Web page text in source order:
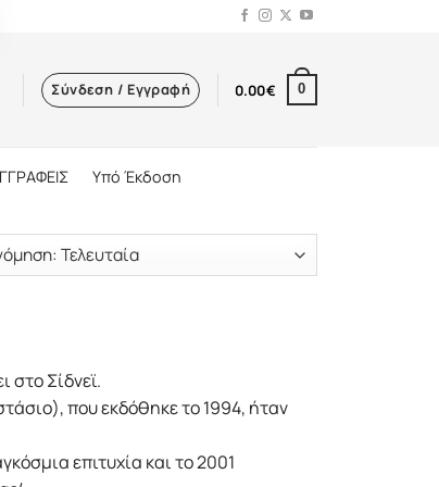
Σύνδεση / Εγγραφή 0.00€ 0
Υπό Έκδοση
στο Σίδνεϊ.
που εκδόθηκε το 1994, ήταν
επιτυχία και το 2001